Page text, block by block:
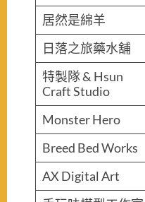
居然是綿羊
日落之旅藥水舖
特製隊 & Hsun
Craft Studio
Monster Hero
Breed Bed Works
AX Digital Art